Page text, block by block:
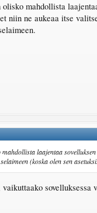
mahdollista
niin ne aukeaa itse
laajentaa
(koska olen sen